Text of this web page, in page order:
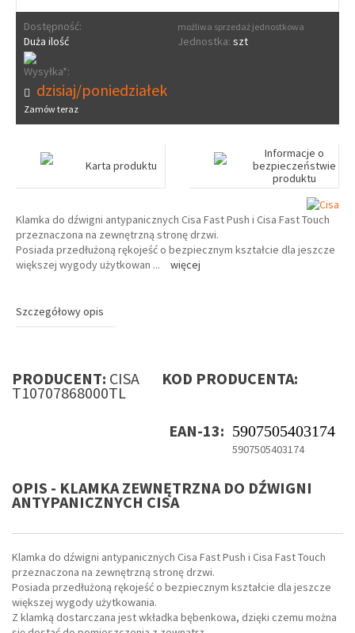
Dostępność:
Duża ilość
możliwa sprzedaż jednostkowa
Jednostka: szt
Wysyłka*:
dzisiaj/poniedziałek
Zamów teraz
Karta produktu
Informacje o
bezpieczeństwie
produktu
Klamka do dźwigni antypanicznych Cisa Fast Push i Cisa Fast Touch
przeznaczona na zewnętrzną stronę drzwi.
Posiada przedłużoną rękojeść o bezpiecznym kształcie dla jeszcze
większej wygody użytkowan ... więcej
Szczegółowy opis
PRODUCENT: CISA KOD PRODUCENTA:
T10707868000TL
EAN-13: 5907505403174
5907505403174
OPIS - KLAMKA ZEWNĘTRZNA DO DŹWIGNI
ANTYPANICZNYCH CISA
Klamka do dźwigni antypanicznych Cisa Fast Push i Cisa Fast Touch
przeznaczona na zewnętrzną stronę drzwi.
Posiada przedłużoną rękojeść o bezpiecznym kształcie dla jeszcze
większej wygody użytkowania.
Z klamką dostarczana jest wkładka bębenkowa, dzięki czemu można